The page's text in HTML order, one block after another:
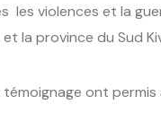
les violences et la
la province du Sud
ont